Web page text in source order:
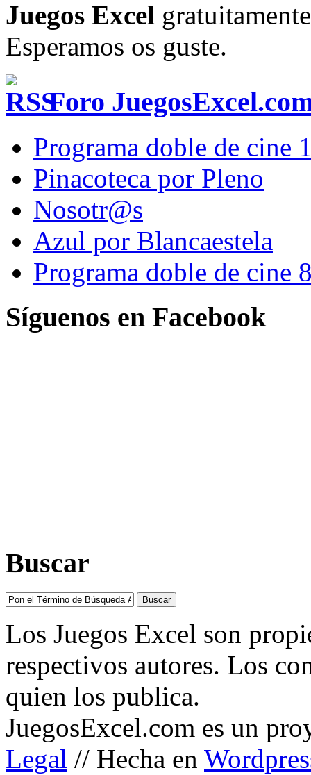
Juegos Excel
Esperamos os guste.
Foro
Programa doble de cine
Pinacoteca por Pleno
Nosotr@s
Azul por Blancaestela
Programa doble de cine
Síguenos en Facebook
Buscar
Los Juegos Excel son
respectivos autores. Los
quien los publica.
JuegosExcel.com es un
Legal // Hecha en